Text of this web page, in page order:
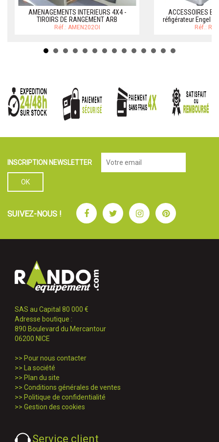
AMENAGEMENTS INTERIEURS 4X4 -
TIROIRS DE RANGEMENT ARB
Réf.: AMEN202OI
ACCESSOIRES
réfigérateur Engel
Réf.:
INSCRIPTION NEWSLETTER
SUIVEZ-NOUS ! FacebookTwitterInstagramPinterest
SAS au Capital 80 000 €
Adresse boutique :
890 Boulevard du Mercantour
06200 NICE
>> Pour nous contacter
>> La société
>> Plan du site
>> Conditions générales de ventes
>> Politique de confidentialité
>> Gestion des cookies
Service client